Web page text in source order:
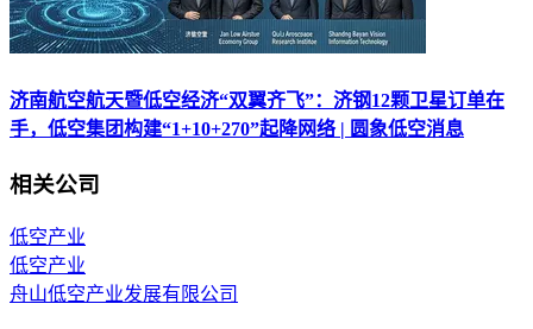
济南航空航天暨低空经济“双翼齐飞”：济钢12颗卫星订单在
手，低空集团构建“1+10+270”起降网络 | 圆象低空消息
相关公司
低空产业
低空产业
舟山低空产业发展有限公司